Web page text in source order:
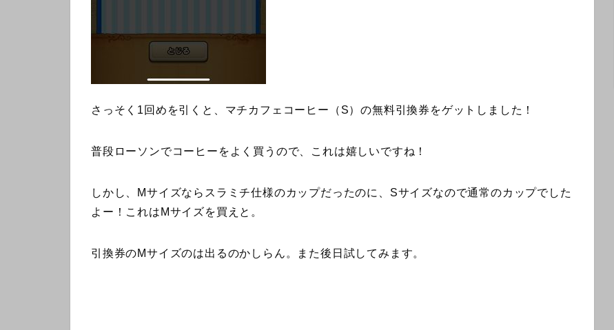
さっそく1回めを引くと、マチカフェコーヒー（S）の無料引換券をゲットしました！
普段ローソンでコーヒーをよく買うので、これは嬉しいですね！
しかし、Mサイズならスラミチ仕様のカップだったのに、Sサイズなので通常のカップでした
よー！これはMサイズを買えと。
引換券のMサイズのは出るのかしらん。また後日試してみます。